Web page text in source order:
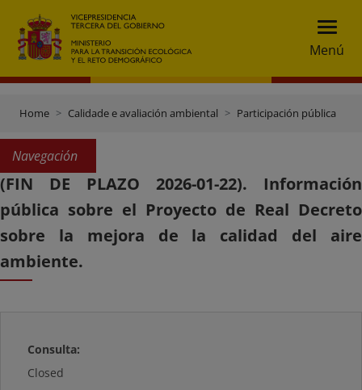
Menú
Home Calidade e avaliación ambiental Participación pública
Navegación
(FIN DE PLAZO 2026-01-22). Información
pública sobre el Proyecto de Real Decreto
sobre la mejora de la calidad del aire
ambiente.
Consulta:
Closed